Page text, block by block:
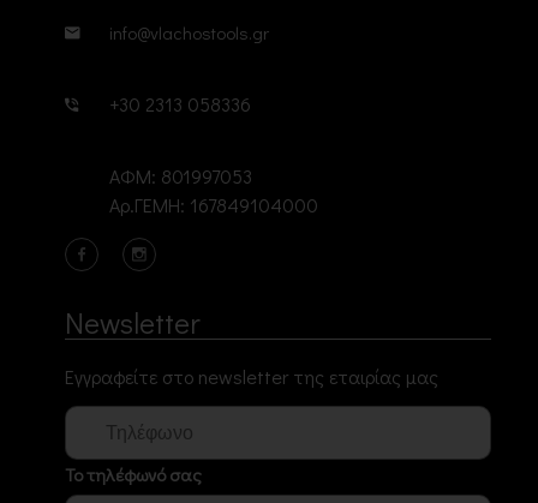
info@vlachostools.gr
+30 2313 058336
ΑΦΜ: 801997053
Αρ.ΓΕΜΗ: 167849104000
Newsletter
Εγγραφείτε στο newsletter της εταιρίας μας
Το τηλέφωνό σας